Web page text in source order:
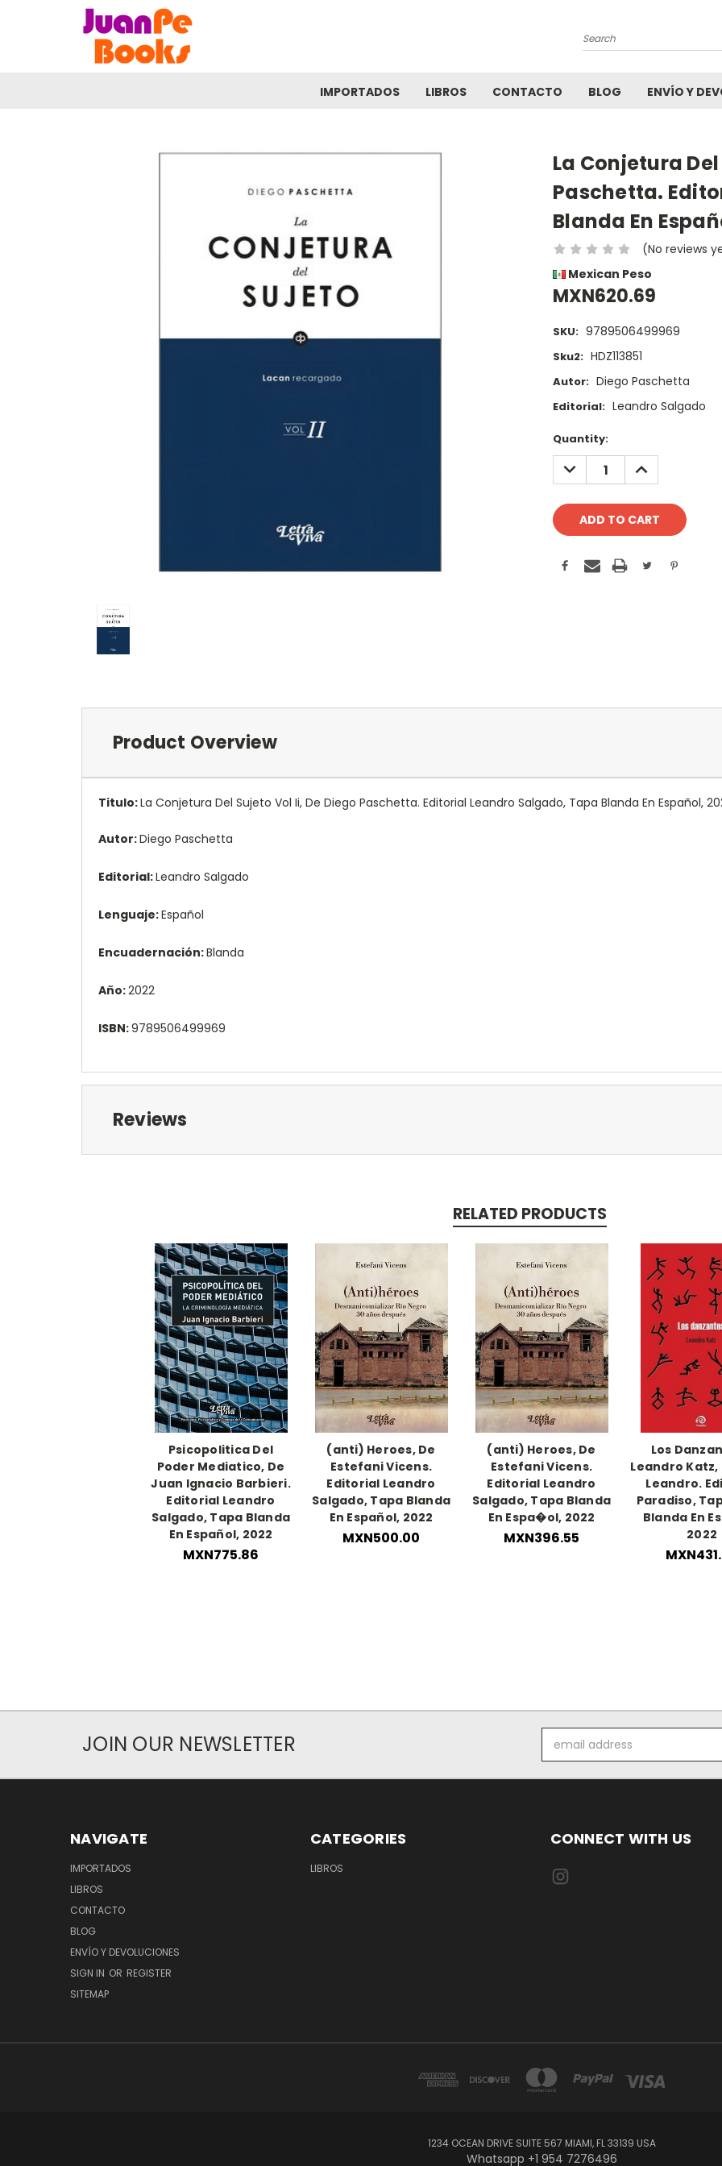
Search
IMPORTADOS LIBROS CONTACTO BLOG ENVÍO Y
La Conjetura
Paschetta.
Blanda En
(No reviews
Mexican Peso
MXN620.69
SKU: 9789506499969
Sku2: HDZ113851
Autor: Diego Paschetta
Editorial: Leandro Salgado
Current
Stock:
Quantity:
DECREASE
QUANTITY:
INCREASE
QUANTITY:
Product Overview
Titulo:La Conjetura Del Sujeto Vol Ii, De Diego Paschetta. Editorial Leandro Salgado, Tapa Blanda En Español,
Autor:Diego Paschetta
Editorial:Leandro Salgado
Lenguaje:Español
Encuadernación:Blanda
Año:2022
ISBN:9789506499969
Reviews
RELATED PRODUCTS
Psicopolitica Del
Poder Mediatico, De
Juan Ignacio Barbieri.
Editorial Leandro
Salgado, Tapa Blanda
En Español, 2022
MXN775.86
(anti) Heroes, De
Estefani Vicens.
Editorial Leandro
Salgado, Tapa Blanda
En Español, 2022
MXN500.00
(anti) Heroes, De
Estefani Vicens.
Editorial Leandro
Salgado, Tapa Blanda
En Espa�ol, 2022
MXN396.55
Los
Leandro Katz,
Leandro.
Paradiso,
Blanda En
2022
JOIN OUR NEWSLETTER
Address
NAVIGATE
IMPORTADOS
LIBROS
CONTACTO
BLOG
ENVÍO Y DEVOLUCIONES
SIGN IN OR REGISTER
SITEMAP
CATEGORIES
LIBROS
CONNECT WITH US
1234 OCEAN DRIVE SUITE 567 MIAMI, FL 33139 USA
Whatsapp +1 954 7276496